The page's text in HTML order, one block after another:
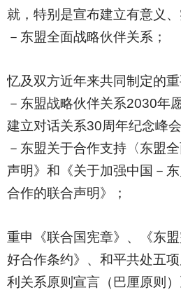
就，特别是宣布建立有意义
－东盟全面战略伙伴关系；
忆及双方近年来共同制定的
－东盟战略伙伴关系2030年
建立对话关系30周年纪念峰
－东盟关于合作支持〈东盟
声明》和《关于加强中国－
合作的联合声明》；
重申《联合国宪章》、《东
好合作条约》、和平共处五
利关系原则宣言（巴厘原则